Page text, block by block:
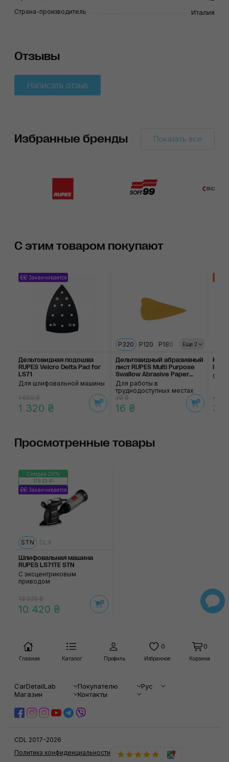
Страна-производитель Италия
Отзывы
Написать отзыв
Избранные бренды Показать все
С этим товаром покупают
Заканчивается
Дельтовидная подошва
RUPES Velcro Delta Pad for
LS71
Для шлифовальной машины
1 650 ₴
1 320 ₴
Еще 2
P320 P120 P180 P240
Дельтовидный абразивный
лист RUPES Multi Purpose
Swallow Abrasive Paper
P320
Для работы в
труднодоступных местах
20 ₴
16 ₴
I-
С
4
3
Просмотренные товары
Скидка 20%
179:23:40
Заканчивается
STN DLX
Шлифовальная машина
RUPES LS71TE STN
С эксцентриковым
приводом
13 025 ₴
10 420 ₴
Главная Каталог Профиль
0
Избранное
0
Корзина
CarDetailLab Покупателю
Рус
Магазин
Контакты
CDL 2017-2026
Политика конфиденциальности